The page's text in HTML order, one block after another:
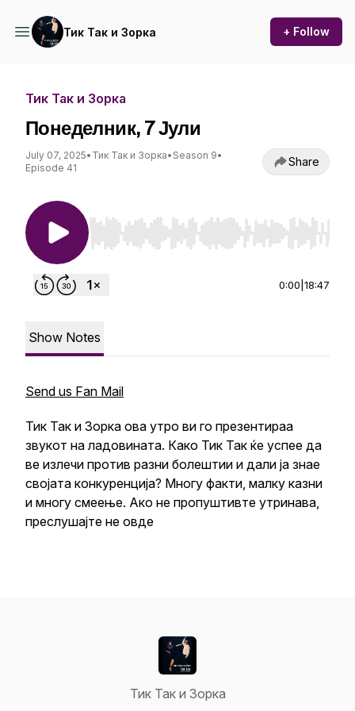
Тик Так и Зорка + Follow
Тик Так и Зорка
Понеделник, 7 Јули
July 07, 2025• Тик Так и Зорка• Season 9•
Episode 41
Share
Use Left/Right to seek, Home/End to jump to
0:00 18:47
Show Notes
Send us Fan Mail
Тик Так и Зорка ова утро ви го презентираа
звукот на ладовината. Како Тик Так ќе успее да
ве излечи против разни болештии и дали ја знае
својата конкуренција? Многу факти, малку казни
и многу смеење. Ако не пропуштивте утринава,
преслушајте не овде
Тик Так и Зорка